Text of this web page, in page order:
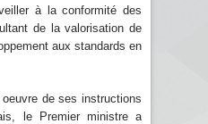
à la conformité des
de la valorisation de
aux standards en
de ses instructions
le Premier ministre a